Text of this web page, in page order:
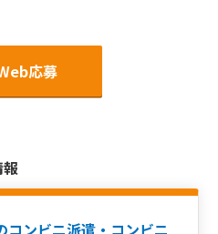
応募
コンビニ派遣・コンビニ